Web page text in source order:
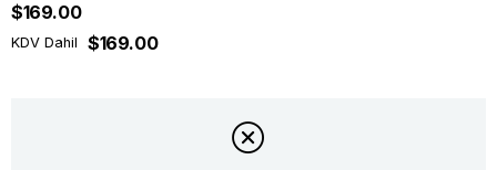
$169.00
KDV Dahil $169.00